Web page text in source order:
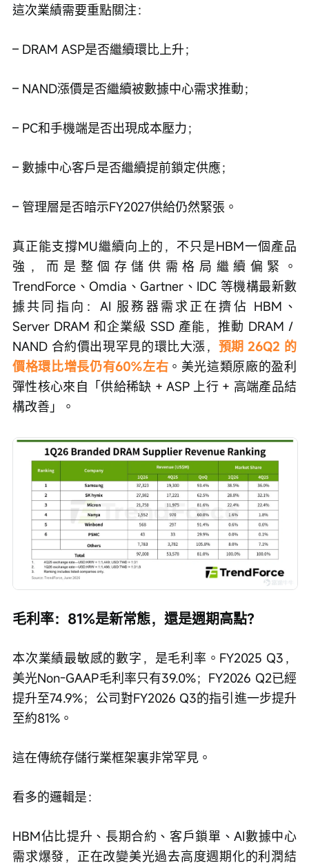
這次業績需要重點關注：
– DRAM ASP是否繼續環比上升；
– NAND漲價是否繼續被數據中心需求推動；
– PC和手機端是否出現成本壓力；
– 數據中心客戶是否繼續提前鎖定供應；
– 管理層是否暗示FY2027供給仍然緊張。
真正能支撐MU繼續向上的，不只是HBM一個產品
強，而是整個存儲供需格局繼續偏緊。
TrendForce、Omdia、Gartner、IDC 等機構最新數
據共同指向：AI 服務器需求正在擠佔 HBM、
Server DRAM 和企業級 SSD 產能，推動 DRAM /
NAND 合約價出現罕見的環比大漲， 預期 26Q2 的
價格環比增長仍有60%左右 。美光這類原廠的盈利
彈性核心來自「供給稀缺 + ASP 上行 + 高端產品結
構改善」。
毛利率：81%是新常態，還是週期高點？
本次業績最敏感的數字，是毛利率。FY2025 Q3，
美光Non-GAAP毛利率只有39.0%；FY2026 Q2已經
提升至74.9%；公司對FY2026 Q3的指引進一步提升
至約81%。
這在傳統存儲行業框架裏非常罕見。
看多的邏輯是：
HBM佔比提升、長期合約、客戶鎖單、AI數據中心
需求爆發，正在改變美光過去高度週期化的利潤結